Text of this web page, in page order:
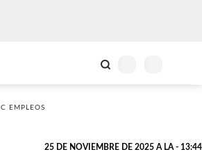
EMPLEOS
25 DE NOVIEMBRE DE 2025 A LA - 13:44